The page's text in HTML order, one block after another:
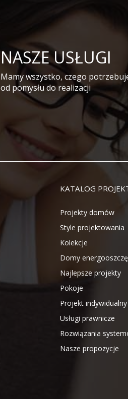
NASZE USŁUGI
Mamy wszystko, czego
od pomysłu do realizacji
KATALOG
Projekty domów
Style projektowania
Kolekcje
Domy
Najlepsze projekty
Pokoje
Projekt indywidualny
Usługi prawnicze
Rozwiązania
Nasze propozycje